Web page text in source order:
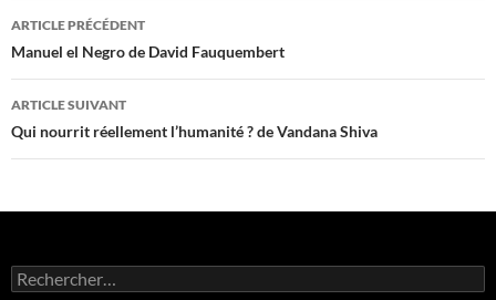
Navigation
des
articles
ARTICLE PRÉCÉDENT
Manuel el Negro de David Fauquembert
ARTICLE SUIVANT
Qui nourrit réellement l’humanité ? de Vandana Shiva
Rechercher :